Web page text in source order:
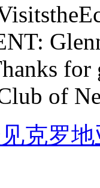
for
of
克罗